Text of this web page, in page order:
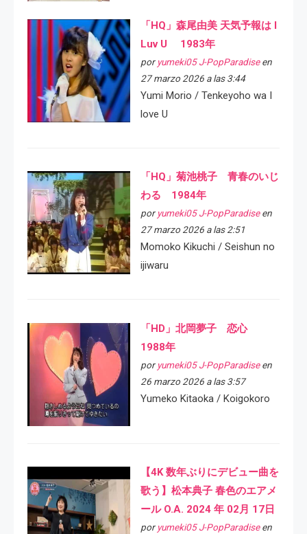
「HQ」森尾由美 天気予報は I
Luv U 1983年
por yumeki05 J-PopParadiseen
27 marzo 2026 a las 3:44
Yumi Morio / Tenkeyoho wa I
love U
「HQ」菊池桃子 青春のいじ
わる 1984年
por yumeki05 J-PopParadiseen
27 marzo 2026 a las 2:51
Momoko Kikuchi / Seishun no
ijiwaru
「HD」北岡夢子 恋心
1988年
por yumeki05 J-PopParadiseen
26 marzo 2026 a las 3:57
Yumeko Kitaoka / Koigokoro
【4K 数年ぶりにデビュー曲を
歌う】松本典子 春色のエアメ
ール O.A. 2024 年 02月 17日
por yumeki05 J-PopParadiseen